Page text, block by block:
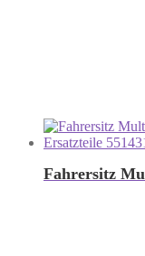
Fahrersitz